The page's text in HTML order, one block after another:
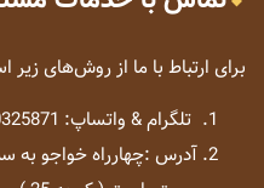
برای ارتباط با ما از روش‌های زیر
تلگرام & واتساپ: 09140325871
آدرس :چهارراه خواجو به